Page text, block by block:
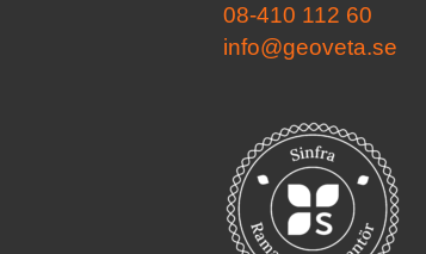
08-410 112 60
info@geoveta.se